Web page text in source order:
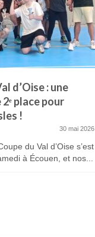
d’Oise : une
place pour
!
30 mai 2026
du Val d’Oise s’est
à Écouen, et nos...